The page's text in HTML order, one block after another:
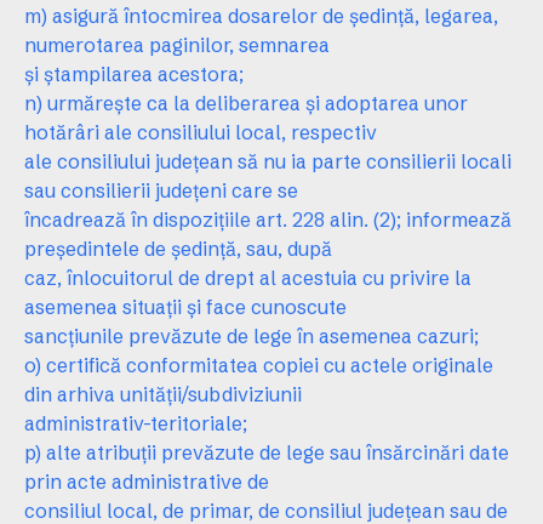
m) asigură întocmirea dosarelor de şedinţă, legarea,
numerotarea paginilor, semnarea
şi ştampilarea acestora;
n) urmăreşte ca la deliberarea şi adoptarea unor
hotărâri ale consiliului local, respectiv
ale consiliului judeţean să nu ia parte consilierii locali
sau consilierii judeţeni care se
încadrează în dispoziţiile art. 228 alin. (2); informează
preşedintele de şedinţă, sau, după
caz, înlocuitorul de drept al acestuia cu privire la
asemenea situaţii şi face cunoscute
sancţiunile prevăzute de lege în asemenea cazuri;
o) certifică conformitatea copiei cu actele originale
din arhiva unităţii/subdiviziunii
administrativ-teritoriale;
p) alte atribuţii prevăzute de lege sau însărcinări date
prin acte administrative de
consiliul local, de primar, de consiliul judeţean sau de